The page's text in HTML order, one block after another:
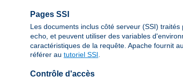
Pages SSI
Les documents inclus côté serveur (SSI) traités
echo, et peuvent utiliser des variables
caractéristiques de la requête. Apache fournit
référer au tutoriel SSI.
Contrôle d'accès